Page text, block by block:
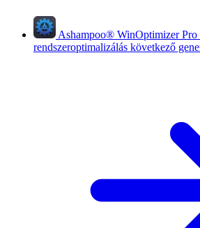
Ashampoo® WinOptimizer Pro
rendszeroptimalizálás következő